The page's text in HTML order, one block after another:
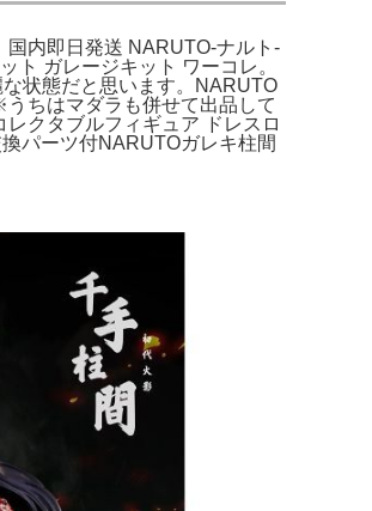
内即日発送 NARUTO-ナルト-
ト ガレージキット ワーコレ。
状態だと思います。NARUTO
ちはマダラも併せて出品して
クタブルフィギュア ドレスロ
パーツ付NARUTOガレキ柱間